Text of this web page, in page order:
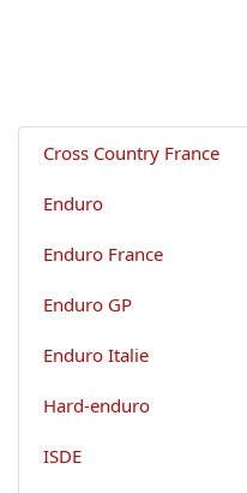
Cross Country France
Enduro
Enduro France
Enduro GP
Enduro Italie
Hard-enduro
ISDE